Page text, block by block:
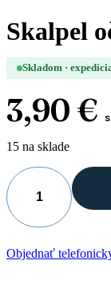
Skalpel
Skladom ·
3,90 €
15 na sklade
množstvo
Skalpel
bruškatý
15cm
Objednať